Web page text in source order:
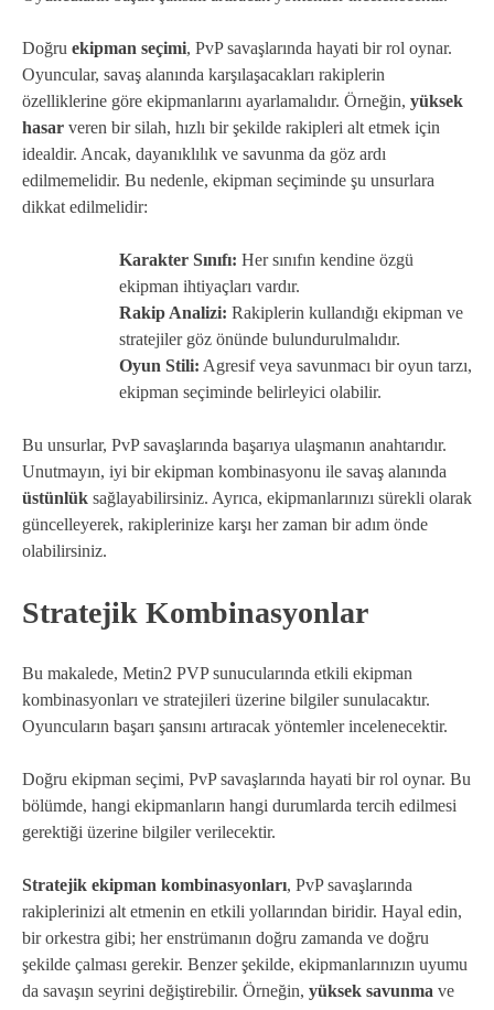
Doğru ekipman seçimi, PvP savaşlarında hayati bir rol oynar.
Oyuncular, savaş alanında karşılaşacakları rakiplerin
özelliklerine göre ekipmanlarını ayarlamalıdır. Örneğin, yüksek
hasar veren bir silah, hızlı bir şekilde rakipleri alt etmek için
idealdir. Ancak, dayanıklılık ve savunma da göz ardı
edilmemelidir. Bu nedenle, ekipman seçiminde şu unsurlara
dikkat edilmelidir:
Karakter Sınıfı: Her sınıfın kendine özgü
ekipman ihtiyaçları vardır.
Rakip Analizi: Rakiplerin kullandığı ekipman ve
stratejiler göz önünde bulundurulmalıdır.
Oyun Stili: Agresif veya savunmacı bir oyun tarzı,
ekipman seçiminde belirleyici olabilir.
Bu unsurlar, PvP savaşlarında başarıya ulaşmanın anahtarıdır.
Unutmayın, iyi bir ekipman kombinasyonu ile savaş alanında
üstünlük sağlayabilirsiniz. Ayrıca, ekipmanlarınızı sürekli olarak
güncelleyerek, rakiplerinize karşı her zaman bir adım önde
olabilirsiniz.
Stratejik Kombinasyonlar
Bu makalede, Metin2 PVP sunucularında etkili ekipman
kombinasyonları ve stratejileri üzerine bilgiler sunulacaktır.
Oyuncuların başarı şansını artıracak yöntemler incelenecektir.
Doğru ekipman seçimi, PvP savaşlarında hayati bir rol oynar. Bu
bölümde, hangi ekipmanların hangi durumlarda tercih edilmesi
gerektiği üzerine bilgiler verilecektir.
Stratejik ekipman kombinasyonları, PvP savaşlarında
rakiplerinizi alt etmenin en etkili yollarından biridir. Hayal edin,
bir orkestra gibi; her enstrümanın doğru zamanda ve doğru
şekilde çalması gerekir. Benzer şekilde, ekipmanlarınızın uyumu
da savaşın seyrini değiştirebilir. Örneğin, yüksek savunma ve